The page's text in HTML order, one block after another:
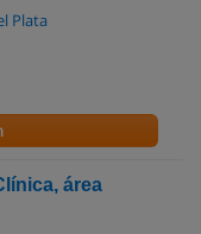
Plata
área